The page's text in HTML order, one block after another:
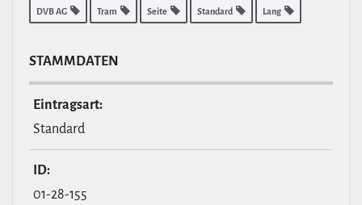
DVB AG Tram Seite Standard Lang
STAMM­DATEN
Ein­tragsart:
Standard
ID:
01-28-155